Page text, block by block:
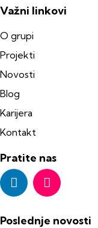
Važni linkovi
O grupi
Projekti
Novosti
Blog
Karijera
Kontakt
Pratite nas
Poslednje novosti